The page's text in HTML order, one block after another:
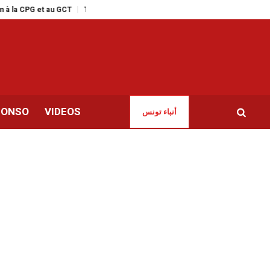
GCT Tabarka 2026 | Arrivée du premier vol touristique en provenance
VIDEOS أنباء تونس